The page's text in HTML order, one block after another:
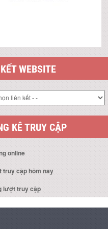
WEBSITE
KÊ TRUY CẬP
online
truy cập hôm nay
lượt truy cập